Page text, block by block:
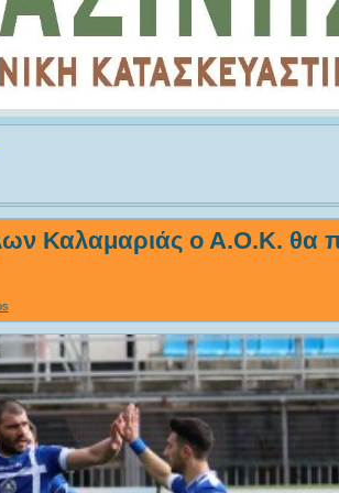
Καλαμαριάς ο Α.Ο.Κ. θα